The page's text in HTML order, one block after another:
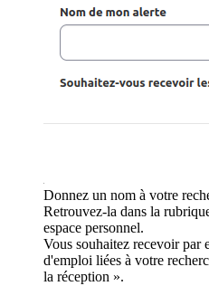
Donnez un nom à votre
Retrouvez-la dans la
espace personnel.
Vous souhaitez recevoir par
d'emploi liées à votre
la réception ».